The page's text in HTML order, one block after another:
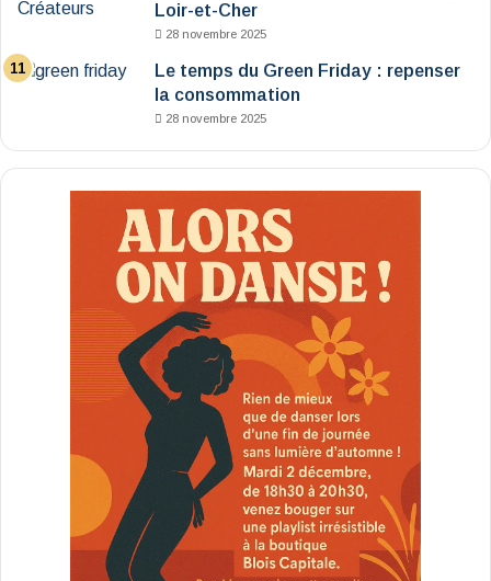
Loir-et-Cher
28 novembre 2025
Le temps du Green Friday : repenser
la consommation
28 novembre 2025